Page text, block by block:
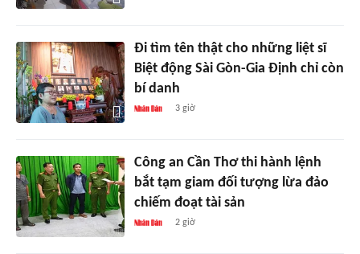
Đi tìm tên thật cho những liệt sĩ
Biệt động Sài Gòn-Gia Định chỉ còn
bí danh
3 giờ
Công an Cần Thơ thi hành lệnh
bắt tạm giam đối tượng lừa đảo
chiếm đoạt tài sản
2 giờ